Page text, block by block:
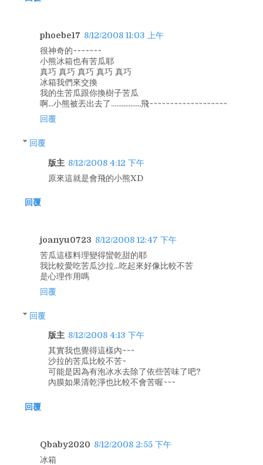
phoebe17 8/12/2008 11:03 上午
很神奇的~~~~~~~
小熊冰箱也有苦瓜耶
真巧 真巧 真巧 真巧 真巧
冰箱我們來交換
我的生苦瓜跟你換樹子苦瓜
啊...小熊被丟出去了.................飛~~~~~~~~~~~~~~~~~~~
回覆
回覆
版主 8/12/2008 4:12 下午
原來這就是會飛的小熊XD
回覆
joanyu0723 8/12/2008 12:47 下午
苦瓜這樣料理變得蠻乾甜的耶
我比較愛吃苦瓜沙拉...吃起來好像比較不苦
是心理作用嗎
回覆
回覆
版主 8/12/2008 4:13 下午
其實我也覺得這樣內~~~
沙拉的苦瓜比較不苦~
可能是因為有泡冰水去除了依些苦味了吧?
內膜如果清乾淨也比較不會苦喔~~~
回覆
Qbaby2020 8/12/2008 2:55 下午
冰箱